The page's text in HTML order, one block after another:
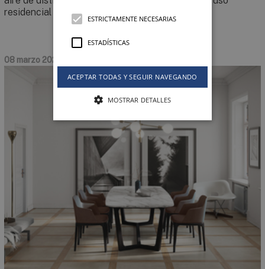
residencial como terciario.
08 marzo 2021
ESTRICTAMENTE NECESARIAS
ESTADÍSTICAS
ACEPTAR TODAS Y SEGUIR NAVEGANDO
MOSTRAR DETALLES